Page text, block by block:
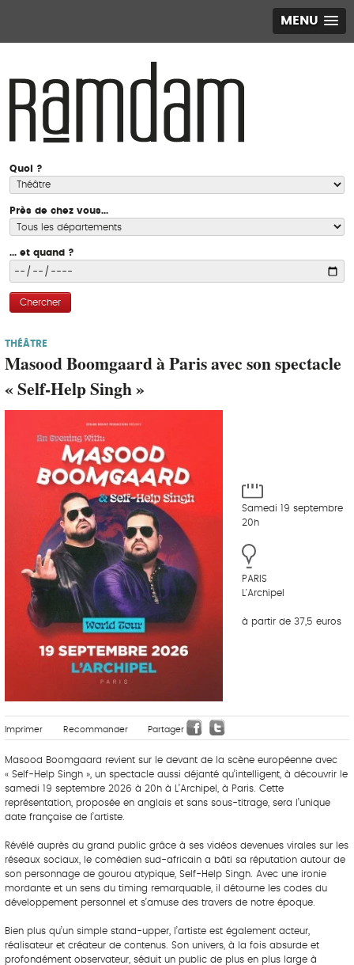
MENU
Quoi ?
Près de chez vous...
... et quand ?
Chercher
THÉÂTRE
Masood Boomgaard à Paris avec son spectacle
« Self-Help Singh »
Samedi 19 septembre
20h
PARIS
L'Archipel
à partir de 37,5 euros
Imprimer Recommander Partager
Masood Boomgaard revient sur le devant de la scène européenne avec
« Self-Help Singh », un spectacle aussi déjanté qu’intelligent, à découvrir le
samedi 19 septembre 2026 à 20h à L’Archipel, à Paris. Cette
représentation, proposée en anglais et sans sous-titrage, sera l’unique
date française de l’artiste.
Révélé auprès du grand public grâce à ses vidéos devenues virales sur les
réseaux sociaux, le comédien sud-africain a bâti sa réputation autour de
son personnage de gourou atypique, Self-Help Singh. Avec une ironie
mordante et un sens du timing remarquable, il détourne les codes du
développement personnel et s’amuse des travers de notre époque.
Bien plus qu’un simple stand-upper, l’artiste est également acteur,
réalisateur et créateur de contenus. Son univers, à la fois absurde et
profondément observateur, séduit un public de plus en plus large à